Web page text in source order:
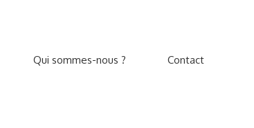
Qui sommes-nous ? Contact